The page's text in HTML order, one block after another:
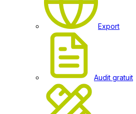
Export
Audit gratuit